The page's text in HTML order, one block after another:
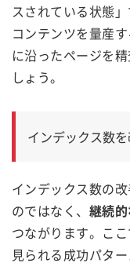
スされている状態」
コンテンツを量産
に沿ったページを
しょう。
インデックス数
インデックス数の
のではなく、 継続
つながります。こ
見られる成功パタ